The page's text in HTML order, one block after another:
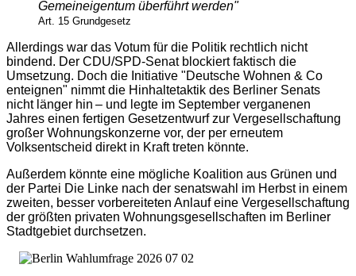
Gemeineigentum überführt werden"
Art. 15 Grundgesetz
Allerdings war das Votum für die Politik rechtlich nicht
bindend. Der CDU/SPD-Senat blockiert faktisch die
Umsetzung. Doch die Initiative "Deutsche Wohnen & Co
enteignen" nimmt die Hinhaltetaktik des Berliner Senats
nicht länger hin – und legte im September verganenen
Jahres einen fertigen Gesetzentwurf zur Vergesellschaftung
großer Wohnungskonzerne vor, der per erneutem
Volksentscheid direkt in Kraft treten könnte.
Außerdem könnte eine mögliche Koalition aus Grünen und
der Partei Die Linke nach der senatswahl im Herbst in einem
zweiten, besser vorbereiteten Anlauf eine Vergesellschaftung
der größten privaten Wohnungsgesellschaften im Berliner
Stadtgebiet durchsetzen.